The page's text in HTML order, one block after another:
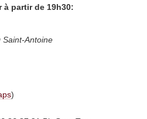
à partir de 19h30:
Saint-Antoine
)